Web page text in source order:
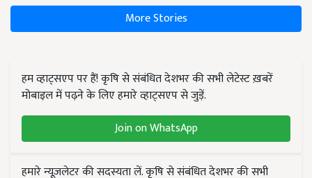
More Stories
हम व्हाट्सएप पर हैं! कृषि से संबंधित देशभर की सभी लेटेस्ट ख़बरें
मोबाइल में पढ़ने के लिए हमारे व्हाट्सएप से जुड़ें.
Join on WhatsApp
हमारे न्यूज़लेटर की सदस्यता लें. कृषि से संबंधित देशभर की सभी